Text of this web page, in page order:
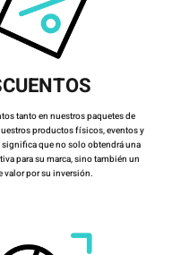
tanto en nuestros paquetes de
productos físicos, eventos y
que no solo obtendrá una
para su marca, sino también un
valor por su inversión.